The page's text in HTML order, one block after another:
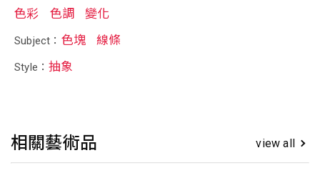
色彩
色調 變化
Subject： 色塊 線條
Style：抽象
相關藝術品 view all